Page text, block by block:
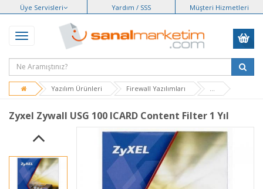
Üye Servisleri Yardım / SSS Müşteri Hizmetleri
Yazılım Ürünleri Firewall Yazılımları
Zyxel Zywall USG 100 ICARD Content Filter 1 Yıl